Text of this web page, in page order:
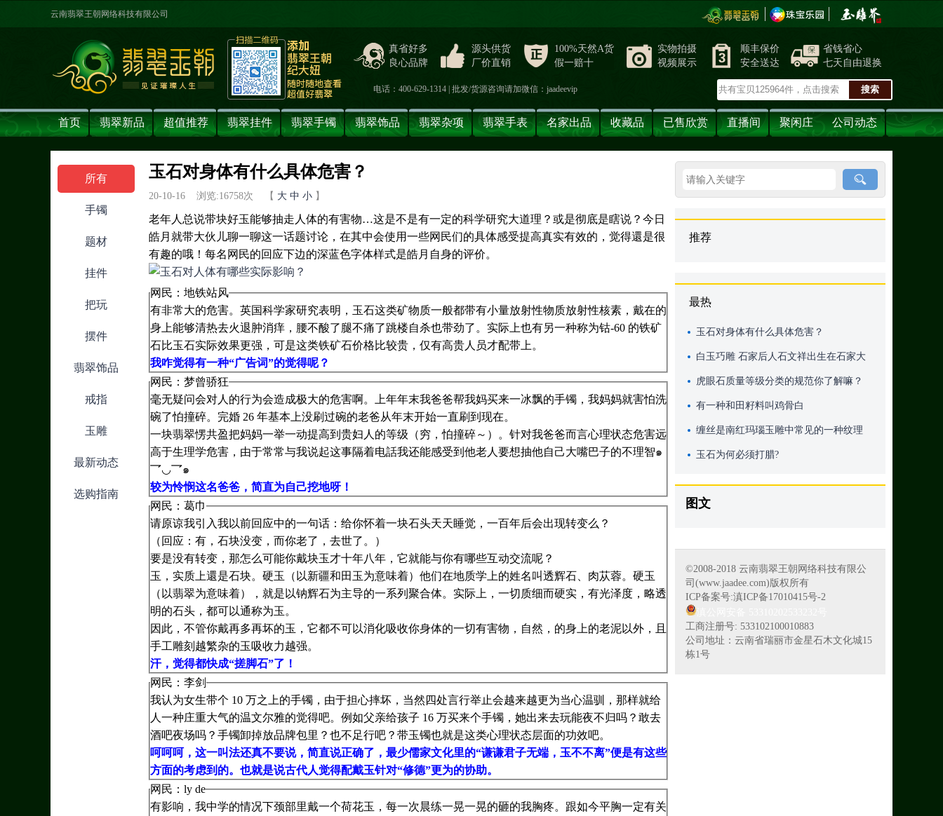
云南翡翠王朝网络科技有限公司
真省好多
良心品牌
源头供货
厂价直销
100%天然A货
假一赔十
实物拍摄
视频展示
顺丰保价
安全送达
省钱省心
七天自由退换
电话：400-629-1314 | 批发/货源咨询请加微信：jaadeevip
首页 翡翠新品 超值推荐 翡翠挂件 翡翠手镯 翡翠饰品 翡翠杂项 翡翠手表 名家出品 收藏品 已售欣赏 直播间 聚闲庄 公司动态
所有
手镯
题材
挂件
把玩
摆件
翡翠饰品
戒指
玉雕
最新动态
选购指南
玉石对身体有什么具体危害？
20-10-16 浏览:16758次 【 大 中 小 】
老年人总说带块好玉能够抽走人体的有害物…这是不是有一定的科学研究大道理？或是彻底是瞎说？今日
皓月就带大伙儿聊一聊这一话题讨论，在其中会使用一些网民们的具体感受提高真实有效的，觉得還是很
有趣的哦！每名网民的回应下边的深蓝色字体样式是皓月自身的评价。
网民：地铁站风
有非常大的危害。英国科学家研究表明，玉石这类矿物质一般都带有小量放射性物质放射性核素，戴在的
身上能够清热去火退肿消痒，腰不酸了腿不痛了跳楼自杀也带劲了。 实际上也有另一种称为钴-60 的铁矿
石比玉石实际效果更强，可是这类铁矿石价格比较贵，仅有高贵人员才配带上。
我咋觉得有一种“广告词”的觉得呢？
网民：梦曾骄狂
毫无疑问会对人的行为会造成极大的危害啊。上年年末我爸爸帮我妈买来一冰飘的手镯，我妈妈就害怕洗
碗了怕撞碎。完婚 26 年基本上没刷过碗的老爸从年末开始一直刷到现在。
一块翡翠愣共盈把妈妈一举一动提高到贵妇人的等级（穷，怕撞碎～）。针对我爸爸而言心理状态危害远
高于生理学危害，由于常常与我说起这事隔着电話我还能感受到他老人要想抽他自己大嘴巴子的不理智๑
乛◡乛๑
较为怜悯这名爸爸，简直为自己挖地呀！
网民：葛巾
请原谅我引入我以前回应中的一句话：给你怀着一块石头天天睡觉，一百年后会出现转变么？
（回应：有，石块没变，而你老了，去世了。）
要是没有转变，那怎么可能你戴块玉才十年八年，它就能与你有哪些互动交流呢？
玉，实质上還是石块。硬玉（以新疆和田玉为意味着）他们在地质学上的姓名叫透辉石、肉苁蓉。硬玉
（以翡翠为意味着），就是以钠辉石为主导的一系列聚合体。实际上，一切质细而硬实，有光泽度，略透
明的石头，都可以通称为玉。
因此，不管你戴再多再坏的玉，它都不可以消化吸收你身体的一切有害物，自然，的身上的老泥以外，且
手工雕刻越繁杂的玉吸收力越强。
汗，觉得都快成“搓脚石”了！
网民：李剑
我认为女生带个 10 万之上的手镯，由于担心摔坏，当然四处言行举止会越来越更为当心温驯，那样就给
人一种庄重大气的温文尔雅的觉得吧。例如父亲给孩子 16 万买来个手镯，她出来去玩能夜不归吗？敢去
酒吧夜场吗？手镯卸掉放品牌包里？也不足行吧？带玉镯也就是这类心理状态层面的功效吧。
呵呵呵，这一叫法还真不要说，简直说正确了，最少儒家文化里的“谦谦君子无端，玉不不离”便是有这些
方面的考虑到的。也就是说古代人觉得配戴玉针对“修德”更为的协助。
网民：ly de
有影响，我中学的情况下颈部里戴一个荷花玉，每一次晨练一晃一晃的砸的我胸疼。跟如今平胸一定有关
推荐
最热
玉石对身体有什么具体危害？
白玉巧雕 石家后人石文祥出生在石家大
院
虎眼石质量等级分类的规范你了解嘛？
有一种和田籽料叫鸡骨白
缠丝是南红玛瑙玉雕中常见的一种纹理
是天然南红玛瑙的一个特点
玉石为何必须打腊?
图文
©2008-2018 云南翡翠王朝网络科技有限公
司(www.jaadee.com)版权所有
ICP备案号:滇ICP备17010415号-2
工商注册号: 533102100010883
公司地址：云南省瑞丽市金星石木文化城15
栋1号